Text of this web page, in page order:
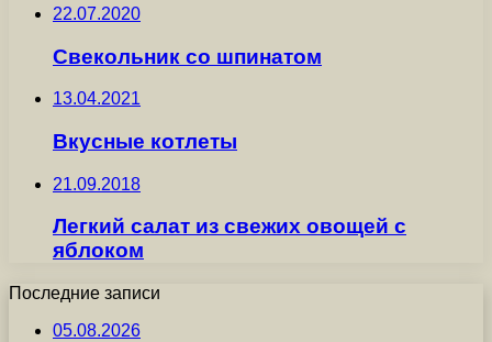
22.07.2020
Свекольник со шпинатом
13.04.2021
Вкусные котлеты
21.09.2018
Легкий салат из свежих овощей с
яблоком
Последние записи
05.08.2026